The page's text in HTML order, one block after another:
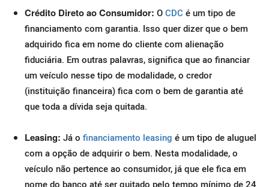
Crédito Direto ao Consumidor: O CDC é um tipo de
financiamento com garantia. Isso quer dizer que o bem
adquirido fica em nome do cliente com alienação
fiduciária. Em outras palavras, significa que ao financiar
um veículo nesse tipo de modalidade, o credor
(instituição financeira) fica com o bem de garantia até
que toda a dívida seja quitada.
Leasing: Já o financiamento leasing é um tipo de aluguel
com a opção de adquirir o bem. Nesta modalidade, o
veículo não pertence ao consumidor, já que ele fica em
nome do banco até ser quitado pelo tempo mínimo de 24